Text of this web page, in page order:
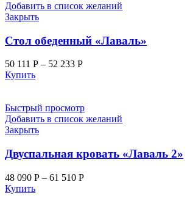
Добавить в список желаний
Закрыть
Стол обеденный «Лаваль»
50 111 Р – 52 233 Р
Купить
Быстрый просмотр
Добавить в список желаний
Закрыть
Двуспальная кровать «Лаваль 2»
48 090 Р – 61 510 Р
Купить